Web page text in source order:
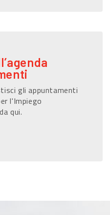
gli appuntamenti
l'Impiego
qui.